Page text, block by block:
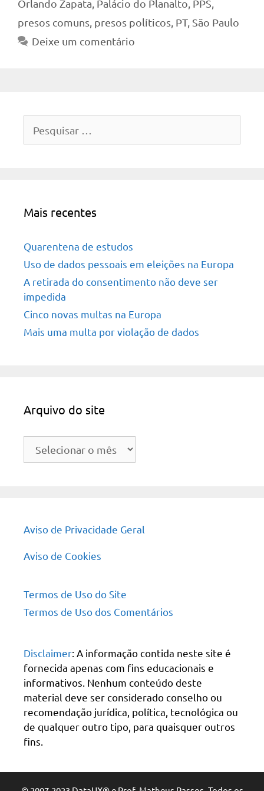
Orlando Zapata Palácio do Planalto PPS
presos comuns presos políticos PT, São Paulo
Deixe um comentário
por:
Mais recentes
Quarentena de estudos
Uso de dados pessoais em eleições na Europa
A retirada do consentimento não deve ser
impedida
Cinco novas multas na Europa
Mais uma multa por violação de dados
Arquivo do site
Arquivo
Aviso de Privacidade Geral
Aviso de Cookies
Termos de Uso do Site
Termos de Uso dos Comentários
Disclaimer: A informação contida neste site é
fornecida apenas com fins educacionais e
informativos. Nenhum conteúdo deste
material deve ser considerado conselho ou
recomendação jurídica, política, tecnológica ou
de qualquer outro tipo, para quaisquer outros
fins.